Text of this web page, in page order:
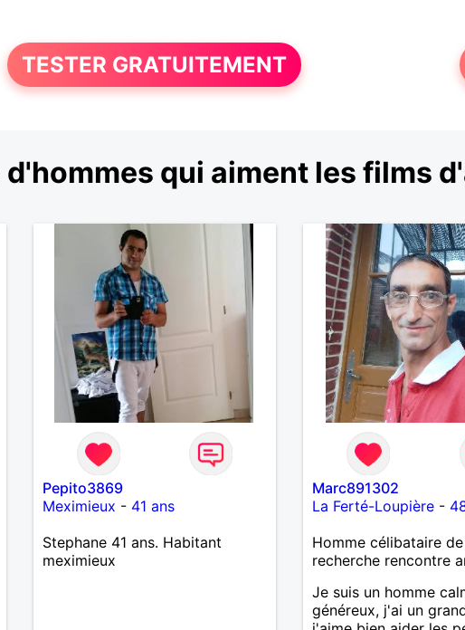
TESTER GRATUITEMENT
qui aiment les films
Pepito3869
Meximieux - 41 ans
Stephane 41 ans. Habitant
meximieux
Marc891302
La Ferté-Loupière -
Homme célibataire
recherche rencontre
Je suis un homme
généreux, j'ai un